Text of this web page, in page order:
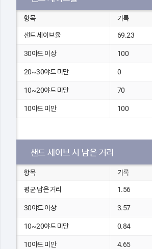
항목 기록
샌드 세이브율 69.23
30야드 이상 100
20~30야드 미만 0
10~20야드 미만 70
10야드 미만 100
샌드 세이브 시 남은 거리
항목 기록
평균 남은 거리 1.56
30야드 이상 3.57
10~20야드 미만 0.84
10야드 미만 4.65